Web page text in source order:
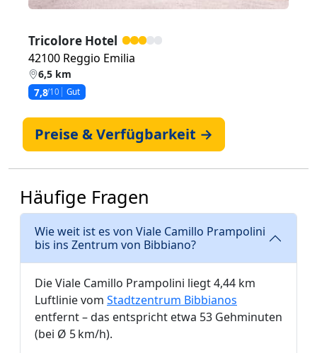
Tricolore Hotel
42100 Reggio Emilia
6,5 km
7,8/10 Gut
Preise & Verfügbarkeit →
Häufige Fragen
Wie weit ist es von Viale Camillo Prampolini
bis ins Zentrum von Bibbiano?
Die Viale Camillo Prampolini liegt 4,44 km
Luftlinie vom Stadtzentrum Bibbianos
entfernt – das entspricht etwa 53 Gehminuten
(bei Ø 5 km/h).